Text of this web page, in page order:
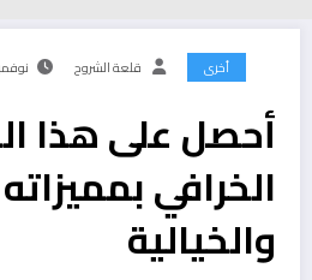
أخرى قلعة الشروح نوفمبر 1,
أحصل على هذا
الخرافي
والخيالية